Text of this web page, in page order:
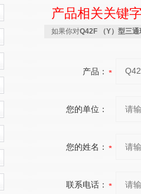
产品相关关键
如果你对Q42F （Y）型三通
产品：
您的单位：
您的姓名：
联系电话：